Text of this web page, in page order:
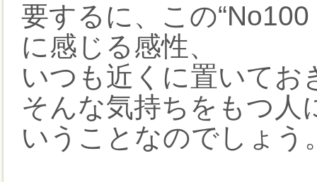
要するに、この
に感じる感性、
いつも近くに置いてお
そんな気持ちをもつ人
いうことなのでしょう